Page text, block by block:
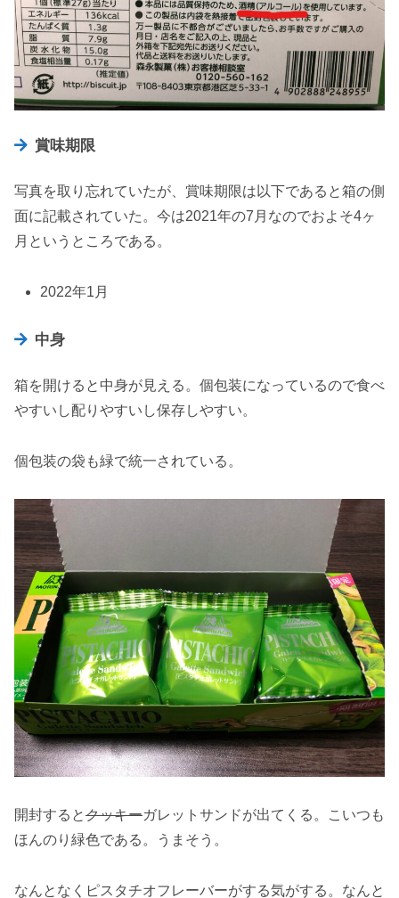
賞味期限
写真を取り忘れていたが、賞味期限は以下であると箱の側
面に記載されていた。今は2021年の7月なのでおよそ4ヶ
月というところである。
2022年1月
中身
箱を開けると中身が見える。個包装になっているので食べ
やすいし配りやすいし保存しやすい。
個包装の袋も緑で統一されている。
開封するとクッキーガレットサンドが出てくる。こいつも
ほんのり緑色である。うまそう。
なんとなくピスタチオフレーバーがする気がする。なんと